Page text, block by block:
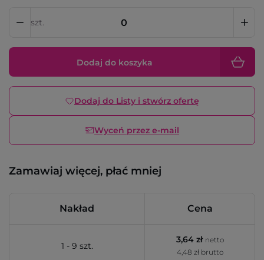
szt.
Dodaj do koszyka
Dodaj do Listy i stwórz ofertę
Wyceń przez e-mail
Zamawiaj więcej, płać mniej
Nakład Cena
1 - 9 szt.
3,64 zł netto
4,48 zł brutto